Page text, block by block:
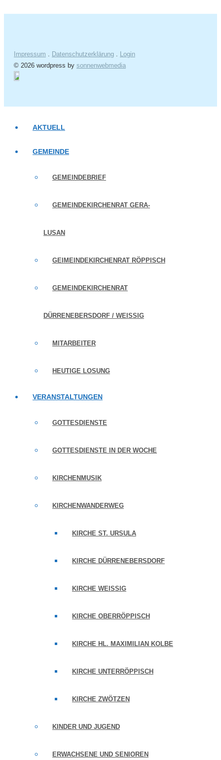
Impressum . Datenschutzerklärung . Login
© 2026 wordpress by sonnenwebmedia
AKTUELL
GEMEINDE
GEMEINDEBRIEF
GEMEINDEKIRCHENRAT GERA-
LUSAN
GEIMEINDEKIRCHENRAT RÖPPISCH
GEMEINDEKIRCHENRAT
DÜRRENEBERSDORF / WEISSIG
MITARBEITER
HEUTIGE LOSUNG
VERANSTALTUNGEN
GOTTESDIENSTE
GOTTESDIENSTE IN DER WOCHE
KIRCHENMUSIK
KIRCHENWANDERWEG
KIRCHE ST. URSULA
KIRCHE DÜRRENEBERSDORF
KIRCHE WEISSIG
KIRCHE OBERRÖPPISCH
KIRCHE HL. MAXIMILIAN KOLBE
KIRCHE UNTERRÖPPISCH
KIRCHE ZWÖTZEN
KINDER UND JUGEND
ERWACHSENE UND SENIOREN